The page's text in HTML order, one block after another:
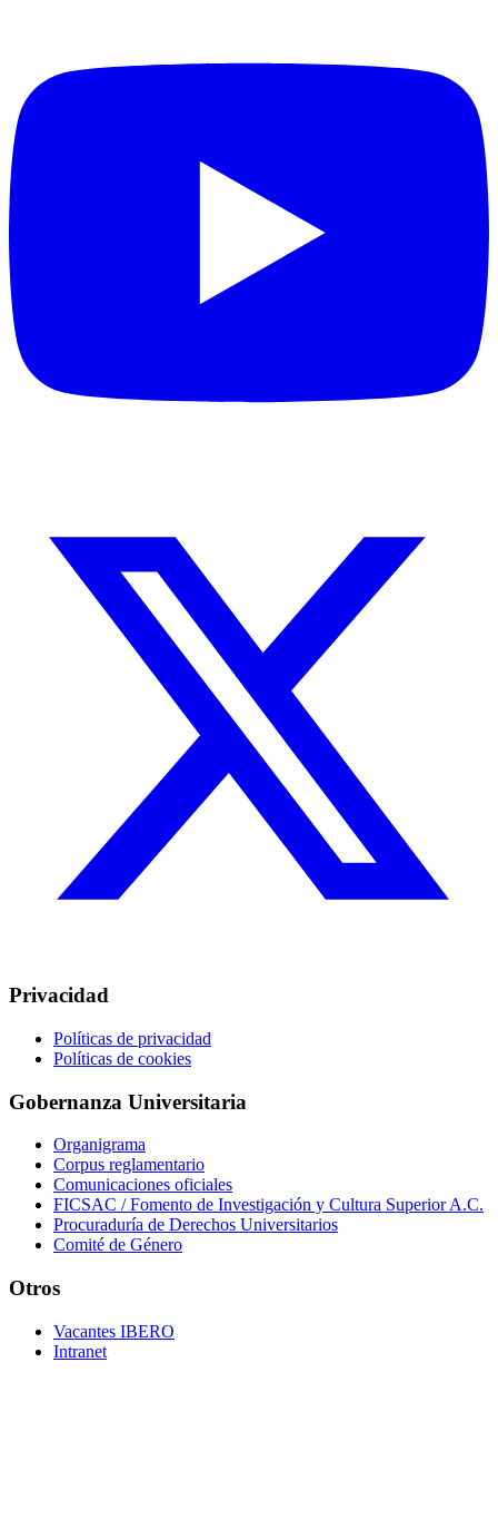
Privacidad
Políticas de privacidad
Políticas de cookies
Gobernanza Universitaria
Organigrama
Corpus reglamentario
Comunicaciones oficiales
FICSAC / Fomento de Investigación y Cultura Superior A.C.
Procuraduría de Derechos Universitarios
Comité de Género
Otros
Vacantes IBERO
Intranet